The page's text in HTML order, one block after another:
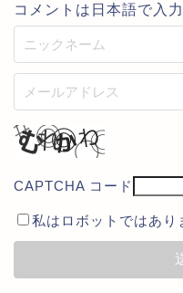
コメントは日本語で入
CAPTCHA コード
私はロボットではあり